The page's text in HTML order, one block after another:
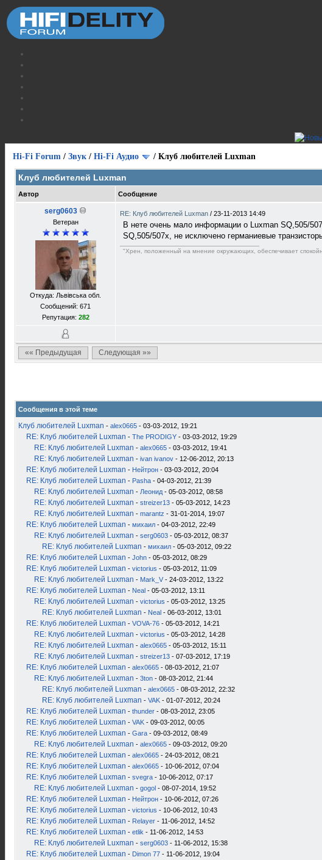
Hi-Fi Forum / Звук / Hi-Fi Аудио / Клуб любителей Luxman
Клуб любителей Luxman
Автор Сообщение
serg0603
Ветеран
Откуда: Львівська обл.
Сообщений: 671
Репутация: 282
RE: Клуб любителей Luxman / 23-11-2013 14:49
В нете очень мало информации о Luxman SQ,505/507
SQ,505/507х, не исключено германиевые
"Хрен, положенный на мнение окружающих, обеспечивает
«« Предыдущая
Следующая »»
Сообщения в этой теме
Клуб любителей Luxman - alex0665 - 03-03-2012, 19:21
RE: Клуб любителей Luxman - The PRODIGY - 03-03-2012, 19:29
RE: Клуб любителей Luxman - alex0665 - 03-03-2012, 19:41
RE: Клуб любителей Luxman - ivan ivanov - 12-06-2012, 20:13
RE: Клуб любителей Luxman - Нейтрон - 03-03-2012, 20:04
RE: Клуб любителей Luxman - Pasha - 04-03-2012, 21:39
RE: Клуб любителей Luxman - Леонид - 05-03-2012, 08:58
RE: Клуб любителей Luxman - streizer13 - 05-03-2012, 14:23
RE: Клуб любителей Luxman - marantz - 31-01-2014, 19:07
RE: Клуб любителей Luxman - михаил - 04-03-2012, 22:49
RE: Клуб любителей Luxman - serg0603 - 05-03-2012, 08:37
RE: Клуб любителей Luxman - михаил - 05-03-2012, 09:22
RE: Клуб любителей Luxman - John - 05-03-2012, 08:29
RE: Клуб любителей Luxman - victorius - 05-03-2012, 11:09
RE: Клуб любителей Luxman - Mark_V - 24-03-2012, 13:22
RE: Клуб любителей Luxman - Neal - 05-03-2012, 13:11
RE: Клуб любителей Luxman - victorius - 05-03-2012, 13:25
RE: Клуб любителей Luxman - Neal - 06-03-2012, 13:01
RE: Клуб любителей Luxman - VOVA-76 - 05-03-2012, 14:21
RE: Клуб любителей Luxman - victorius - 05-03-2012, 14:28
RE: Клуб любителей Luxman - alex0665 - 05-03-2012, 15:11
RE: Клуб любителей Luxman - streizer13 - 07-03-2012, 17:19
RE: Клуб любителей Luxman - alex0665 - 08-03-2012, 21:07
RE: Клуб любителей Luxman - 3ton - 08-03-2012, 21:44
RE: Клуб любителей Luxman - alex0665 - 08-03-2012, 22:32
RE: Клуб любителей Luxman - VAK - 01-07-2012, 20:24
RE: Клуб любителей Luxman - thunder - 08-03-2012, 23:05
RE: Клуб любителей Luxman - VAK - 09-03-2012, 00:05
RE: Клуб любителей Luxman - Gara - 09-03-2012, 08:49
RE: Клуб любителей Luxman - alex0665 - 09-03-2012, 09:20
RE: Клуб любителей Luxman - alex0665 - 24-03-2012, 08:21
RE: Клуб любителей Luxman - alex0665 - 10-06-2012, 07:04
RE: Клуб любителей Luxman - svegra - 10-06-2012, 07:17
RE: Клуб любителей Luxman - gogol - 08-07-2014, 19:52
RE: Клуб любителей Luxman - Нейтрон - 10-06-2012, 07:26
RE: Клуб любителей Luxman - victorius - 10-06-2012, 10:43
RE: Клуб любителей Luxman - Relayer - 11-06-2012, 14:52
RE: Клуб любителей Luxman - etlik - 11-06-2012, 14:53
RE: Клуб любителей Luxman - serg0603 - 11-06-2012, 15:38
RE: Клуб любителей Luxman - Dimon 77 - 11-06-2012, 19:04